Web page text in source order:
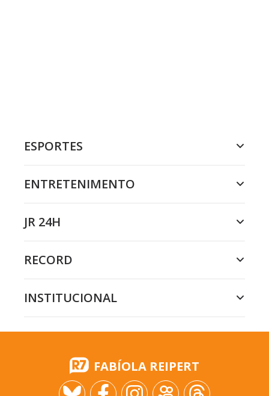
ESPORTES
ENTRETENIMENTO
JR 24H
RECORD
INSTITUCIONAL
FABÍOLA REIPERT